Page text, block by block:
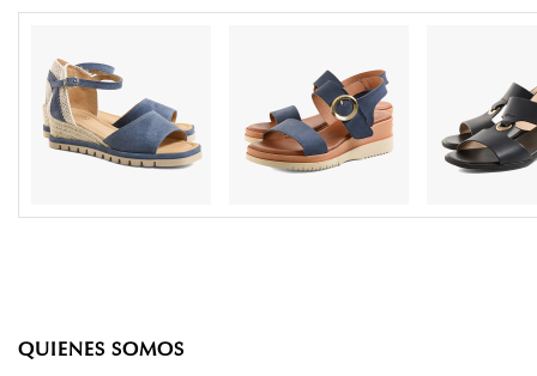
QUIENES SOMOS